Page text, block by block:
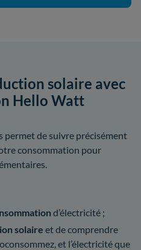
solaire avec
Hello Watt
permet de suivre précisément
consommation pour
d’électricité ;
solaire et de comprendre
et l’électricité que